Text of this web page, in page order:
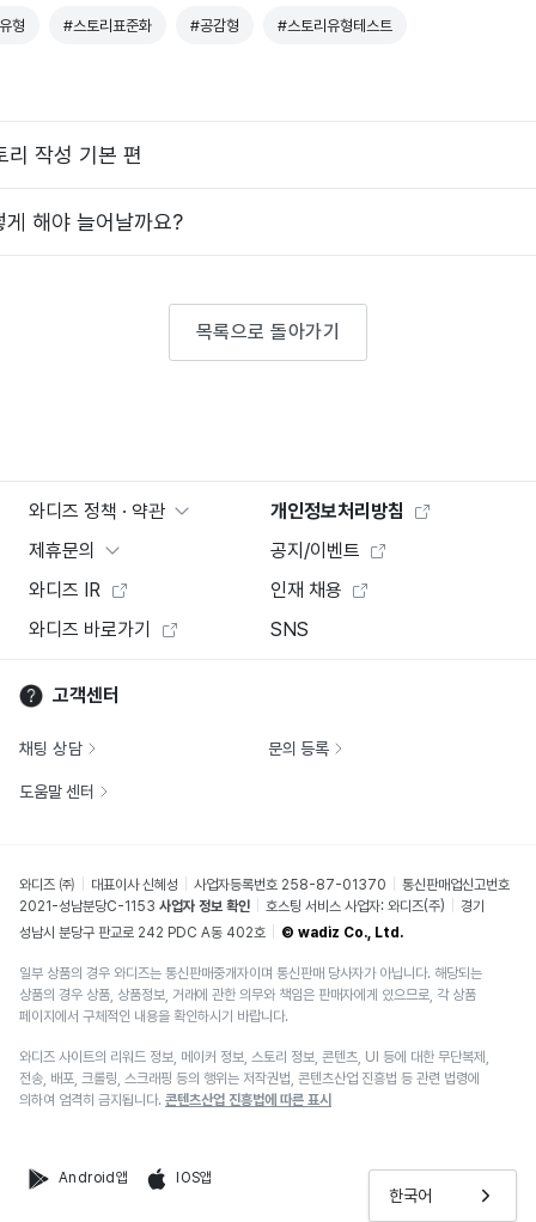
한국어
형 #스토리표준화 #공감형 #스토리유형테스트
작성 기본 편
해야 늘어날까요?
목록으로 돌아가기
와디즈 정책 · 약관
개인정보처리방침
제휴문의
공지/이벤트
와디즈 IR
인재 채용
와디즈 바로가기
SNS
고객센터
채팅 상담 문의 등록
도움말 센터
와디즈 ㈜ 대표이사 신혜성 사업자등록번호 258-87-01370
통신판매업신고번호
2021-성남분당C-1153 사업자 정보 확인 호스팅 서비스 사업자: 와디즈(주)
경기
성남시 분당구 판교로 242 PDC A동 402호
© wadiz Co., Ltd.
일부 상품의 경우 와디즈는 통신판매중개자이며 통신판매 당사자가 아닙니다. 해당되는
상품의 경우 상품, 상품정보, 거래에 관한 의무와 책임은 판매자에게 있으므로, 각 상품
페이지에서 구체적인 내용을 확인하시기 바랍니다.
와디즈 사이트의 리워드 정보, 메이커 정보, 스토리 정보, 콘텐츠, UI 등에 대한 무단복제,
전송, 배포, 크롤링, 스크래핑 등의 행위는 저작권법, 콘텐츠산업 진흥법 등 관련 법령에
의하여 엄격히 금지됩니다. 콘텐츠산업 진흥법에 따른 표시
Android앱 IOS앱